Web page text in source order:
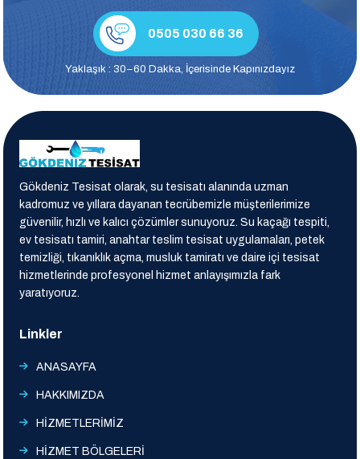
0505 030 66 36
Yaklaşık : 30–60 Dakka, İçerisinde Kapınızdayız
Gökdeniz Tesisat olarak, su tesisatı alanında uzman
kadromuz ve yıllara dayanan tecrübemizle müşterilerimize
güvenilir, hızlı ve kalıcı çözümler sunuyoruz. Su kaçağı tespiti,
ev tesisatı tamiri, anahtar teslim tesisat uygulamaları, petek
temizliği, tıkanıklık açma, musluk tamiratı ve daire içi tesisat
hizmetlerinde profesyonel hizmet anlayışımızla fark
yaratıyoruz.
Linkler
ANASAYFA
HAKKIMIZDA
HİZMETLERİMİZ
HİZMET BÖLGELERİ